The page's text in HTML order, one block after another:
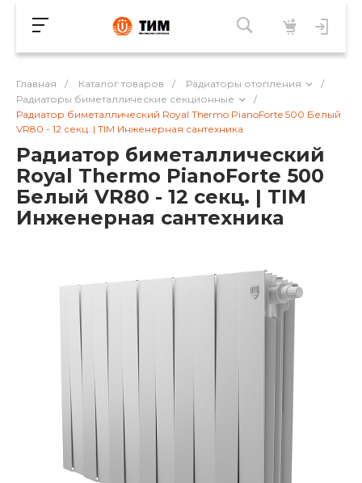
Главная / Каталог товаров / Радиаторы отопления
/
Радиаторы биметаллические секционные
/
Радиатор биметаллический Royal Thermo PianoForte 500 Белый
VR80 - 12 секц. | TIM Инженерная сантехника
Радиатор биметаллический
Royal Thermo PianoForte 500
Белый VR80 - 12 секц. | TIM
Инженерная сантехника